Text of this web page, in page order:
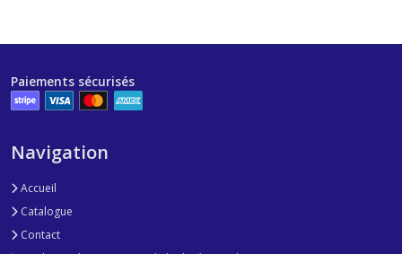
Paiements sécurisés
Navigation
Accueil
Catalogue
Contact